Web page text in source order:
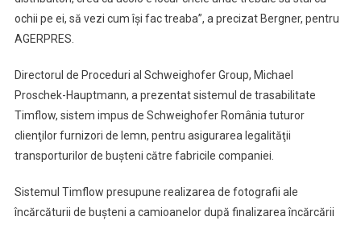
ochii pe ei, să vezi cum îşi fac treaba”, a precizat Bergner, pentru
AGERPRES.
Directorul de Proceduri al Schweighofer Group, Michael
Proschek-Hauptmann, a prezentat sistemul de trasabilitate
Timflow, sistem impus de Schweighofer România tuturor
clienţilor furnizori de lemn, pentru asigurarea legalităţii
transporturilor de buşteni către fabricile companiei.
Sistemul Timflow presupune realizarea de fotografii ale
încărcăturii de buşteni a camioanelor după finalizarea încărcării